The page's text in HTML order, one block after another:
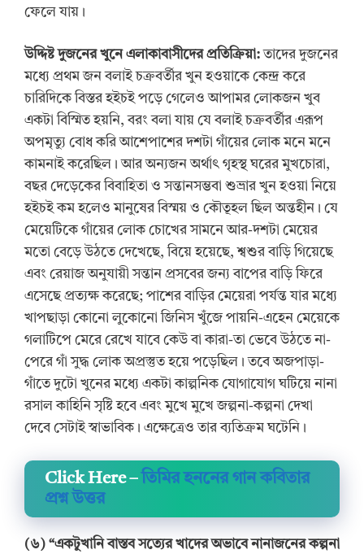
ফেলে যায়।
উদ্দিষ্ট দুজনের খুনে এলাকাবাসীদের প্রতিক্রিয়া:তাদের দুজনের
মধ্যে প্রথম জন বলাই চক্রবর্তীর খুন হওয়াকে কেন্দ্র করে
চারিদিকে বিস্তর হইচই পড়ে গেলেও আপামর লোকজন খুব
একটা বিস্মিত হয়নি, বরং বলা যায় যে বলাই চক্রবর্তীর এরূপ
অপমৃত্যু বোধ করি আশেপাশের দশটা গাঁয়ের লোক মনে মনে
কামনাই করেছিল। আর অন্যজন অর্থাৎ গৃহস্থ ঘরের মুখচোরা,
বছর দেড়েকের বিবাহিতা ও সন্তানসম্ভবা শুভ্রার খুন হওয়া নিয়ে
হইচই কম হলেও মানুষের বিস্ময় ও কৌতূহল ছিল অন্তহীন। যে
মেয়েটিকে গাঁয়ের লোক চোখের সামনে আর-দশটা মেয়ের
মতো বেড়ে উঠতে দেখেছে, বিয়ে হয়েছে, শ্বশুর বাড়ি গিয়েছে
এবং রেয়াজ অনুযায়ী সন্তান প্রসবের জন্য বাপের বাড়ি ফিরে
এসেছে প্রত্যক্ষ করেছে; পাশের বাড়ির মেয়েরা পর্যন্ত যার মধ্যে
খাপছাড়া কোনো লুকোনো জিনিস খুঁজে পায়নি-এহেন মেয়েকে
গলাটিপে মেরে রেখে যাবে কেউ বা কারা-তা ভেবে উঠতে না-
পেরে গাঁ সুদ্ধ লোক অপ্রস্তুত হয়ে পড়েছিল। তবে অজপাড়া-
গাঁতে দুটো খুনের মধ্যে একটা কাল্পনিক যোগাযোগ ঘটিয়ে নানা
রসাল কাহিনি সৃষ্টি হবে এবং মুখে মুখে জল্পনা-কল্পনা দেখা
দেবে সেটাই স্বাভাবিক। এক্ষেত্রেও তার ব্যতিক্রম ঘটেনি।
Click Here –তিমির হননের গান কবিতার
প্রশ্ন উত্তর
(৬) “একটুখানি বাস্তব সত্যের খাদের অভাবে নানাজনের কল্পনা